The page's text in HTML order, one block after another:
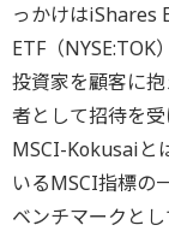
っかけはiShares
ETF（
投資家を顧客に
者として招待を
MSCI-Kokusaiと
いるMSCI指標の
ベンチマークと